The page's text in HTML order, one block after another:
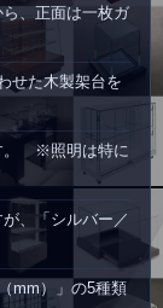
、正面は一枚ガ
せた木製架台を
。 ※照明は特に
、「シルバー／
mm）」の5種類